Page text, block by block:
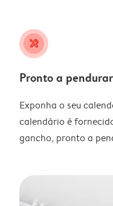
tools
Pronto a pendurar
Exponha o seu
calendário é
gancho, pronto a